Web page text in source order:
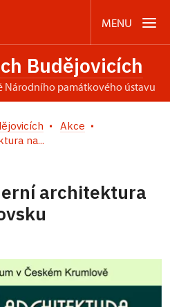
MENU
Budějovicích
Národního památkového ústavu
Akce
na...
architektura